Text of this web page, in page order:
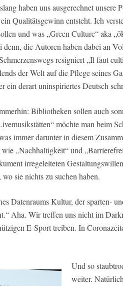
haben uns ausgerechnet unsere
Qualitätsgewinn entsteht. Ich
und was „Green Culture“ aka
die Autoren haben dabei an
resigniert „Il faut
der Welt auf die Pflege seines
ein derart uninspiriertes Deutsch
Bibliotheken sollen auch
möchte man beim
immer darunter in diesem
„Nachhaltigkeit“ und
irregeleiteten
sie nichts zu suchen haben.
Datenraums Kultur, der sparten-
Aha. Wir treffen uns nicht im
E-Sport treiben. In
Und so
weiter.